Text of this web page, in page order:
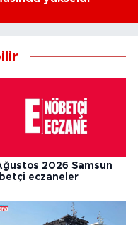
2026 Samsun
eczaneler